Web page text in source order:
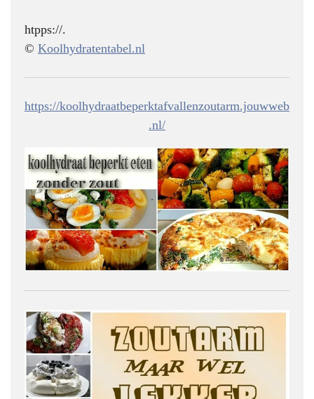
htpps://.
© Koolhydratentabel.nl
https://koolhydraatbeperktafvallenzoutarm.jouwweb
.nl/